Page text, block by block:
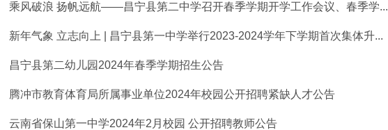
乘风破浪 扬帆远航——昌宁县第二中学召开春季学期开学工作会议、春季学...
新年气象 立志向上 | 昌宁县第一中学举行2023-2024学年下学期首次集体升...
昌宁县第二幼儿园2024年春季学期招生公告
腾冲市教育体育局所属事业单位2024年校园公开招聘紧缺人才公告
云南省保山第一中学2024年2月校园 公开招聘教师公告